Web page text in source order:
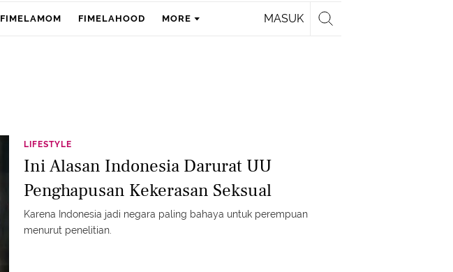
MASUK
FIMELAMOM FIMELAHOOD MORE
LIFESTYLE
Ini Alasan Indonesia Darurat UU
Penghapusan Kekerasan Seksual
Karena Indonesia jadi negara paling bahaya untuk perempuan
menurut penelitian.